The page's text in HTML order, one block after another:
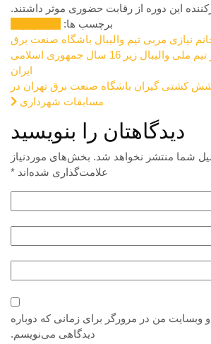
این دوره از رقابت حضوری موثر داشتند.
برچسب ها:
نیازی مربی تیم والیبال باشگاه صنعت برق
تهران در کادر تیم ملی والیبال زیر 16 سال جمهوری اسلامی
ایران
کشتی گیران باشگاه صنعت برق تهران در
مسابقات شهرداری
دیدگاهتان را بنویسید
شما منتشر نخواهد شد. بخش‌های موردنیاز
علامت‌گذاری شده‌اند *
و وبسایت من در مرورگر برای زمانی که دوباره
دیدگاهی می‌نویسم.